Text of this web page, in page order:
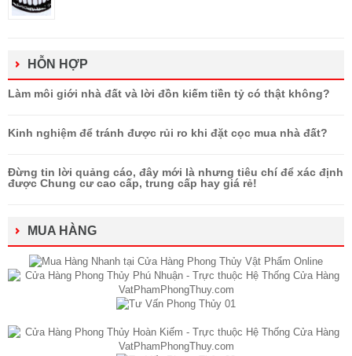
HỖN HỢP
Làm môi giới nhà đất và lời đồn kiếm tiền tỷ có thật không?
Kinh nghiệm để tránh được rủi ro khi đặt cọc mua nhà đất?
Đừng tin lời quảng cáo, đây mới là nhưng tiêu chí để xác định
được Chung cư cao cấp, trung cấp hay giá rẻ!
MUA HÀNG